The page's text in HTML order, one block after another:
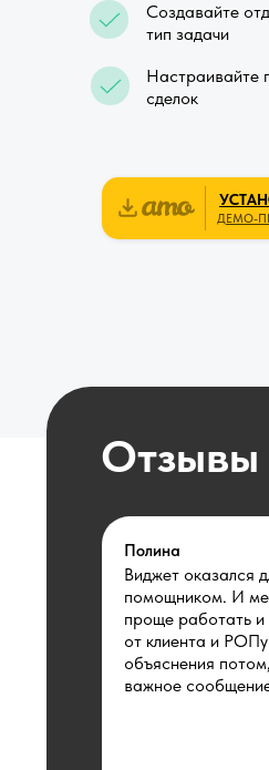
ДЕМО-
Настраивайте
сделок
Создавайте
тип задачи
Полина
Виджет оказался
помощником. И
проще работать и
от клиента и
объяснения
важное
Отзывы